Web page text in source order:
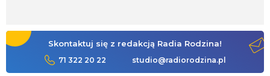
Skontaktuj się z redakcją Radia Rodzina!
71 322 20 22 studio@radiorodzina.pl